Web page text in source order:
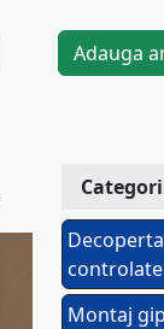
Adauga
Montaj